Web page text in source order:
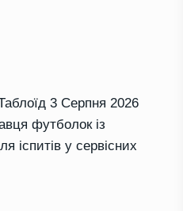
3 Серпня 2026
футболок із
іспитів у сервісних